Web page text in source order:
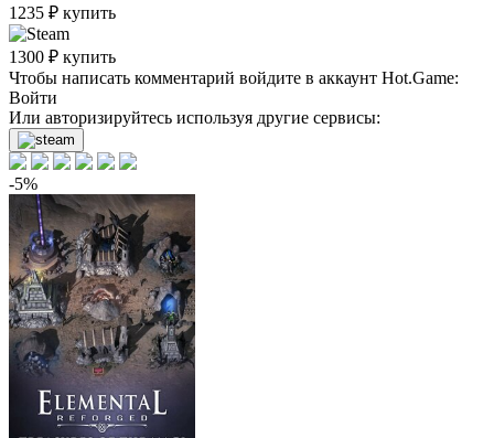
1235 ₽ купить
1300 ₽ купить
Чтобы написать комментарий войдите в аккаунт Hot.Game:
Войти
Или авторизируйтесь используя другие сервисы:
-5%